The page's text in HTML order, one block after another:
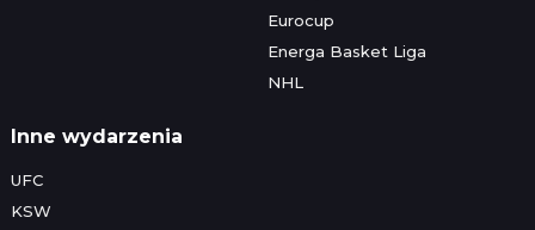
Eurocup
Energa Basket Liga
NHL
Inne wydarzenia
UFC
KSW